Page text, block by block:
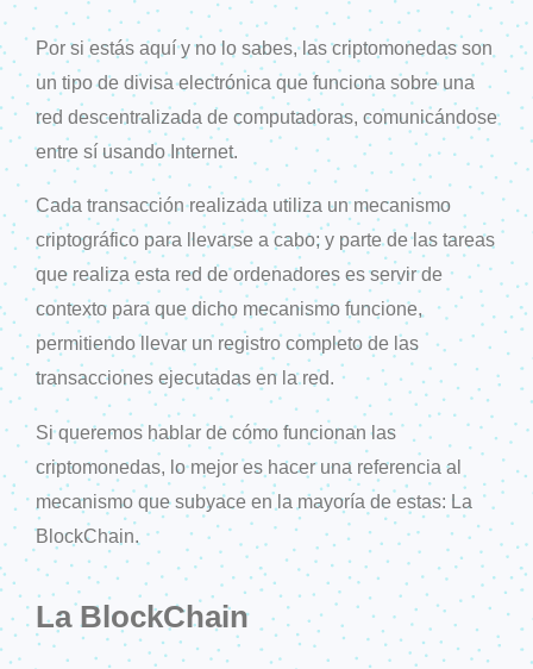
Por si estás aquí y no lo sabes, las criptomonedas son
un tipo de divisa electrónica que funciona sobre una
red descentralizada de computadoras, comunicándose
entre sí usando Internet.
Cada transacción realizada utiliza un mecanismo
criptográfico para llevarse a cabo; y parte de las tareas
que realiza esta red de ordenadores es servir de
contexto para que dicho mecanismo funcione,
permitiendo llevar un registro completo de las
transacciones ejecutadas en la red.
Si queremos hablar de cómo funcionan las
criptomonedas, lo mejor es hacer una referencia al
mecanismo que subyace en la mayoría de estas: L a
BlockChain
La BlockChain